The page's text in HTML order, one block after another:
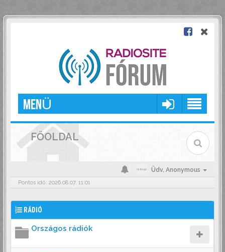
MENÜ
FŐOLDAL
Üdv, Anonymous
Pontos idő: 2026.08.07. 11:01
RÁDIÓ
Országos rádiók